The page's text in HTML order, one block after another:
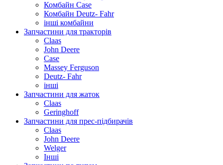
Комбайн Case
Комбайн Deutz- Fahr
інші комбайни
Запчастини для тракторів
Claas
John Deere
Case
Massey Ferguson
Deutz- Fahr
інші
Запчастини для жаток
Claas
Geringhoff
Запчастини для прес-підбирачів
Claas
John Deere
Welger
Інші